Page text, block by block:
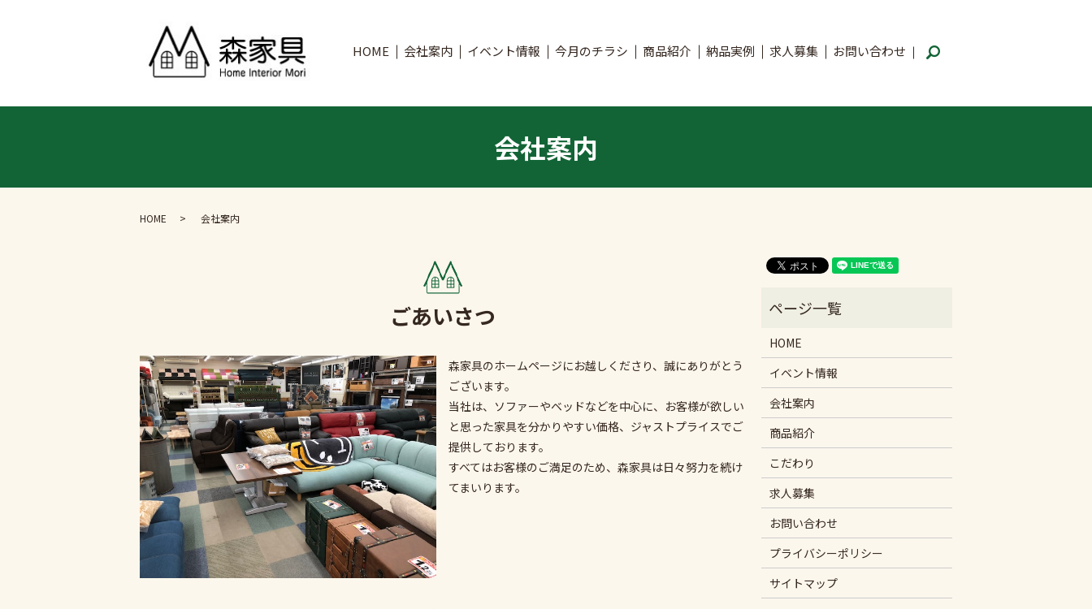
HOME 会社案内 イベント情報 今月のチラシ 商品紹介 納品実例 求人募集 お問い合わせ
会社案内
HOME 会社案内
ごあいさつ
森家具のホームページにお越しくださり、誠にありがとう
ございます。
当社は、ソファーやベッドなどを中心に、お客様が欲しい
と思った家具を分かりやすい価格、ジャストプライスでご
提供しております。
すべてはお客様のご満足のため、森家具は日々努力を続け
てまいります。
HOME
イベント情報
会社案内
商品紹介
こだわり
求人募集
お問い合わせ
プライバシーポリシー
サイトマップ